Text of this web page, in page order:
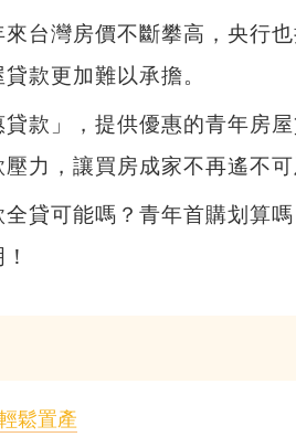
台灣房價不斷攀高，央行
款更加難以承擔。
款」，提供優惠的青年房
力，讓買房成家不再遙不可
貸可能嗎？青年首購划算
鬆置產